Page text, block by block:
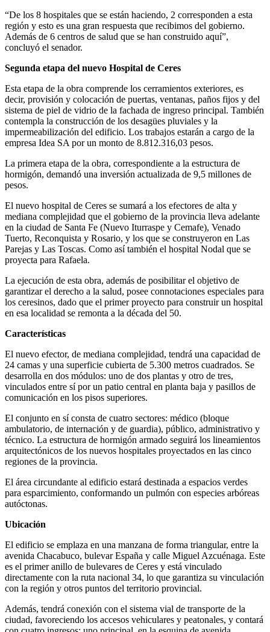
“De los 8 hospitales que se están haciendo, 2 corresponden a esta
región y esto es una gran respuesta que recibimos del gobierno.
Además de 6 centros de salud que se han construido aquí”,
concluyó el senador.
Segunda etapa del nuevo Hospital de Ceres
Esta etapa de la obra comprende los cerramientos exteriores, es
decir, provisión y colocación de puertas, ventanas, paños fijos y del
sistema de piel de vidrio de la fachada de ingreso principal. También
contempla la construcción de los desagües pluviales y la
impermeabilización del edificio. Los trabajos estarán a cargo de la
empresa Idea SA por un monto de 8.812.316,03 pesos.
La primera etapa de la obra, correspondiente a la estructura de
hormigón, demandó una inversión actualizada de 9,5 millones de
pesos.
El nuevo hospital de Ceres se sumará a los efectores de alta y
mediana complejidad que el gobierno de la provincia lleva adelante
en la ciudad de Santa Fe (Nuevo Iturraspe y Cemafe), Venado
Tuerto, Reconquista y Rosario, y los que se construyeron en Las
Parejas y Las Toscas. Como así también el hospital Nodal que se
proyecta para Rafaela.
La ejecución de esta obra, además de posibilitar el objetivo de
garantizar el derecho a la salud, posee connotaciones especiales para
los ceresinos, dado que el primer proyecto para construir un hospital
en esa localidad se remonta a la década del 50.
Características
El nuevo efector, de mediana complejidad, tendrá una capacidad de
24 camas y una superficie cubierta de 5.300 metros cuadrados. Se
desarrolla en dos módulos: uno de dos plantas y otro de tres,
vinculados entre sí por un patio central en planta baja y pasillos de
comunicación en los pisos superiores.
El conjunto en sí consta de cuatro sectores: médico (bloque
ambulatorio, de internación y de guardia), público, administrativo y
técnico. La estructura de hormigón armado seguirá los lineamientos
arquitectónicos de los nuevos hospitales proyectados en las cinco
regiones de la provincia.
El área circundante al edificio estará destinada a espacios verdes
para esparcimiento, conformando un pulmón con especies arbóreas
autóctonas.
Ubicación
El edificio se emplaza en una manzana de forma triangular, entre la
avenida Chacabuco, bulevar España y calle Miguel Azcuénaga. Este
es el primer anillo de bulevares de Ceres y está vinculado
directamente con la ruta nacional 34, lo que garantiza su vinculación
con la región y otros puntos del territorio provincial.
Además, tendrá conexión con el sistema vial de transporte de la
ciudad, favoreciendo los accesos vehiculares y peatonales, y contará